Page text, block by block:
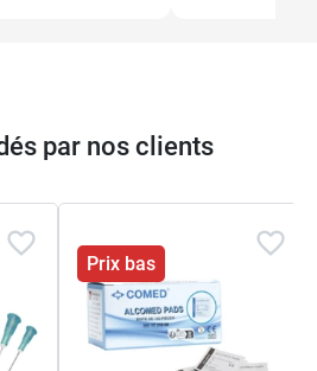
par nos clients
Prix bas